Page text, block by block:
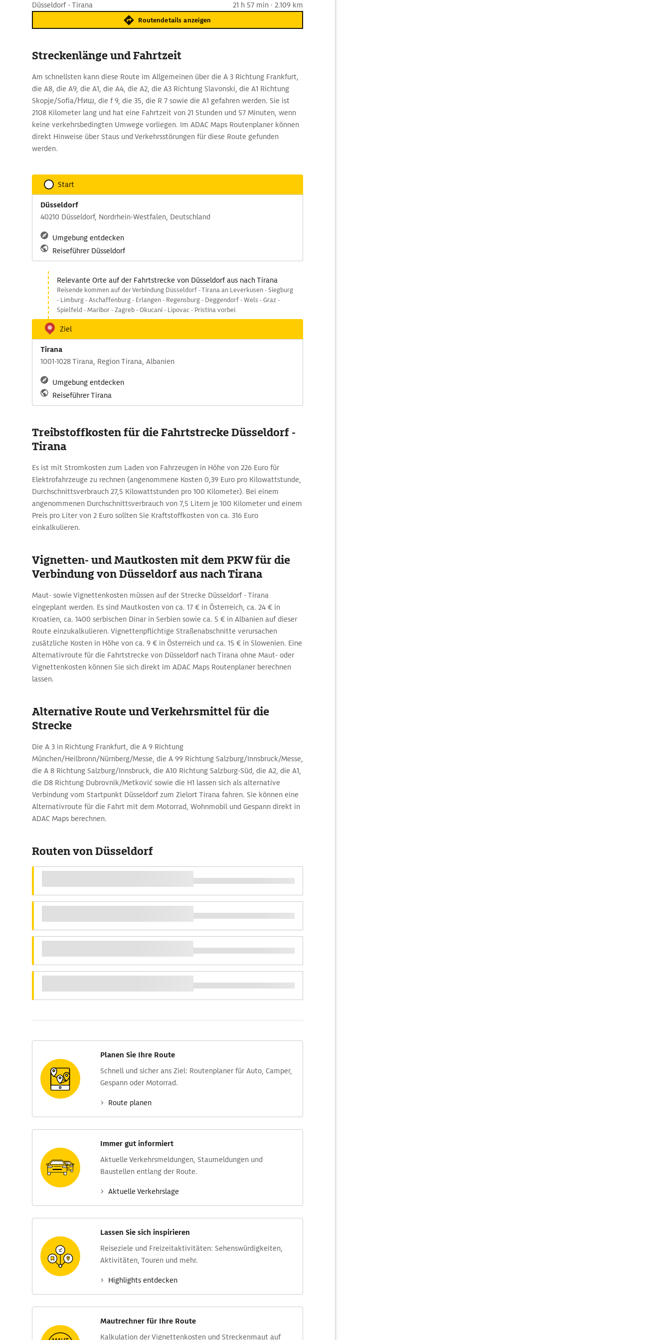
Düsseldorf - Tirana 21 h 57 min · 2.109 km
Routendetails anzeigen
Streckenlänge und Fahrtzeit
Am schnellsten kann diese Route im Allgemeinen über die A 3 Richtung Frankfurt,
die A8, die A9, die A1, die A4, die A2, die A3 Richtung Slavonski, die A1 Richtung
Skopje/Sofia/Ниш, die f 9, die 35, die R 7 sowie die A1 gefahren werden. Sie ist
2108 Kilometer lang und hat eine Fahrtzeit von 21 Stunden und 57 Minuten, wenn
keine verkehrsbedingten Umwege vorliegen. Im ADAC Maps Routenplaner können
direkt Hinweise über Staus und Verkehrsstörungen für diese Route gefunden
werden.
Start
Düsseldorf
40210 Düsseldorf, Nordrhein-Westfalen, Deutschland
Umgebung entdecken
Reiseführer Düsseldorf
Relevante Orte auf der Fahrtstrecke von Düsseldorf aus nach Tirana
Reisende kommen auf der Verbindung Düsseldorf - Tirana an Leverkusen - Siegburg
- Limburg - Aschaffenburg - Erlangen - Regensburg - Deggendorf - Wels - Graz -
Spielfeld - Maribor - Zagreb - Okucani - Lipovac - Pristina vorbei.
Ziel
Tirana
1001-1028 Tirana, Region Tirana, Albanien
Umgebung entdecken
Reiseführer Tirana
Treibstoffkosten für die Fahrtstrecke Düsseldorf -
Tirana
Es ist mit Stromkosten zum Laden von Fahrzeugen in Höhe von 226 Euro für
Elektrofahrzeuge zu rechnen (angenommene Kosten 0,39 Euro pro Kilowattstunde,
Durchschnittsverbrauch 27,5 Kilowattstunden pro 100 Kilometer). Bei einem
angenommenen Durchschnittsverbrauch von 7,5 Litern je 100 Kilometer und einem
Preis pro Liter von 2 Euro sollten Sie Kraftstoffkosten von ca. 316 Euro
einkalkulieren.
Vignetten- und Mautkosten mit dem PKW für die
Verbindung von Düsseldorf aus nach Tirana
Maut- sowie Vignettenkosten müssen auf der Strecke Düsseldorf - Tirana
eingeplant werden. Es sind Mautkosten von ca. 17 € in Österreich, ca. 24 € in
Kroatien, ca. 1400 serbischen Dinar in Serbien sowie ca. 5 € in Albanien auf dieser
Route einzukalkulieren. Vignettenpflichtige Straßenabschnitte verursachen
zusätzliche Kosten in Höhe von ca. 9 € in Österreich und ca. 15 € in Slowenien. Eine
Alternativroute für die Fahrtstrecke von Düsseldorf nach Tirana ohne Maut- oder
Vignettenkosten können Sie sich direkt im ADAC Maps Routenplaner berechnen
lassen.
Alternative Route und Verkehrsmittel für die
Strecke
Die A 3 in Richtung Frankfurt, die A 9 Richtung
München/Heilbronn/Nürnberg/Messe, die A 99 Richtung Salzburg/Innsbruck/Messe,
die A 8 Richtung Salzburg/Innsbruck, die A10 Richtung Salzburg-Süd, die A2, die A1,
die D8 Richtung Dubrovnik/Metković sowie die H1 lassen sich als alternative
Verbindung vom Startpunkt Düsseldorf zum Zielort Tirana fahren. Sie können eine
Alternativroute für die Fahrt mit dem Motorrad, Wohnmobil und Gespann direkt in
ADAC Maps berechnen.
Routen von Düsseldorf
Planen Sie Ihre Route
Schnell und sicher ans Ziel: Routen­planer für Auto, Camper,
Gespann oder Motorrad.
Route planen
Immer gut informiert
Aktuelle Verkehrs­meldungen, Stau­meldungen und
Baustellen entlang der Route.
Aktuelle Verkehrs­lage
Lassen Sie sich inspirieren
Reise­ziele und Freizeit­aktivitäten: Sehens­würdig­keiten,
Aktivitäten, Touren und mehr.
Highlights entdecken
Mautrechner für Ihre Route
Kalkulation der Vignettenkosten und Streckenmaut auf